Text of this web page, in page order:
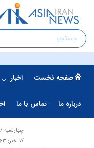
صفحه نخست اخبار
درباره ما تماس با ما
چهارشنبه / ۱۶ اردیبهشت ۱۴۰۵ / ۰۲:۳۸
کد خبر: 38063